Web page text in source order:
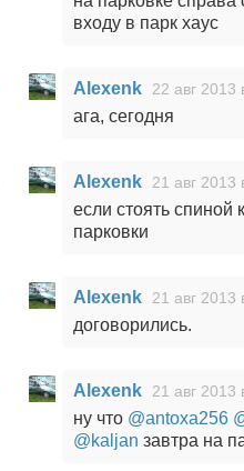
входу в парк хаус
Alexenk 22 авг 2013
ага, сегодня
Alexenk 21 авг 2013
если стоять спиной
парковки
Alexenk 21 авг 2013
договорились.
Alexenk 21 авг 2013
ну что @antoxa256
@kaljan завтра на